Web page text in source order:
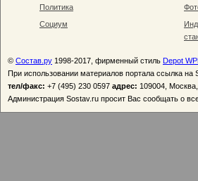
Политика
Социум
© Состав.ру 1998-2017, фирменный стиль Depot
При использовании материалов портала ссылка на
тел/факс: +7 (495) 230 0597 адрес: 109004,
Администрация Sostav.ru просит Вас сообщать о